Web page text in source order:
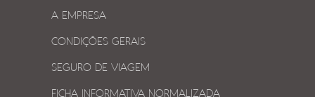
A EMPRESA
CONDIÇÕES GERAIS
SEGURO DE VIAGEM
FICHA INFORMATIVA NORMALIZADA